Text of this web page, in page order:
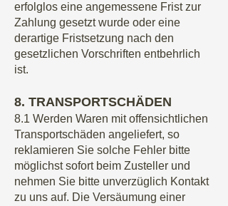
erfolglos eine angemessene Frist zur
Zahlung gesetzt wurde oder eine
derartige Fristsetzung nach den
gesetzlichen Vorschriften entbehrlich
ist.
8. TRANSPORTSCHÄDEN
8.1 Werden Waren mit offensichtlichen
Transportschäden angeliefert, so
reklamieren Sie solche Fehler bitte
möglichst sofort beim Zusteller und
nehmen Sie bitte unverzüglich Kontakt
zu uns auf. Die Versäumung einer